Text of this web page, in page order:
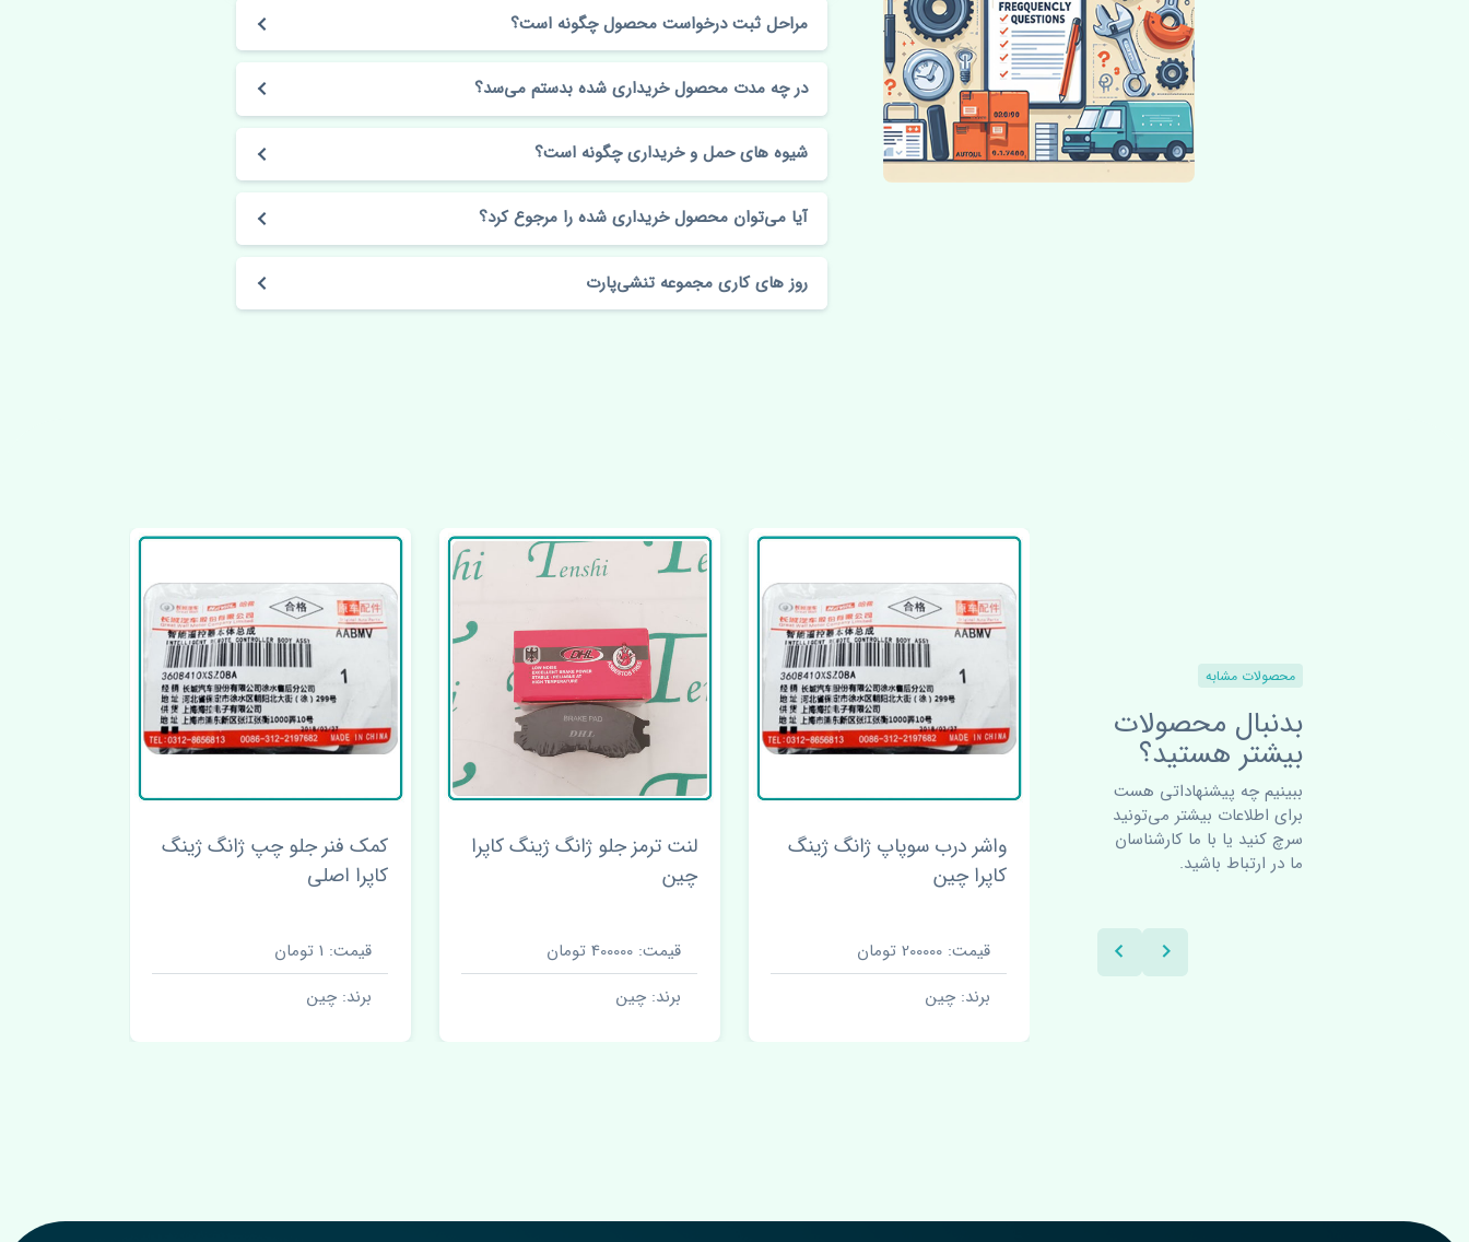
مراحل ثبت درخواست محصول چگونه است؟
در چه مدت محصول خریداری شده بدستم می‌سد؟
شیوه های حمل و خریداری چگونه است؟
آیا می‌توان محصول خریداری شده را مرجوع کرد؟
روز های کاری مجموعه تنشی‌پارت
محصولات مشابه
بدنبال محصولات
بیشتر هستید؟
ببینیم چه پیشنهاداتی هست
برای اطلاعات بیشتر می‌تونید
سرچ کنید یا با ما کارشناسان
ما در ارتباط باشید.
بلبرینگ چرخ جلو ژانگ ژینگ
کاپرا ژاپن
واشر درب سوپاپ ژانگ ژینگ
کاپرا چین
قیمت: 200000 تومان
برند: چین
لنت ترمز جلو ژانگ ژینگ کاپرا
چین
قیمت: 400000 تومان
برند: چین
کمک فنر جلو چپ ژانگ ژینگ
کاپرا اصلی
قیمت: 1 تومان
برند: چین